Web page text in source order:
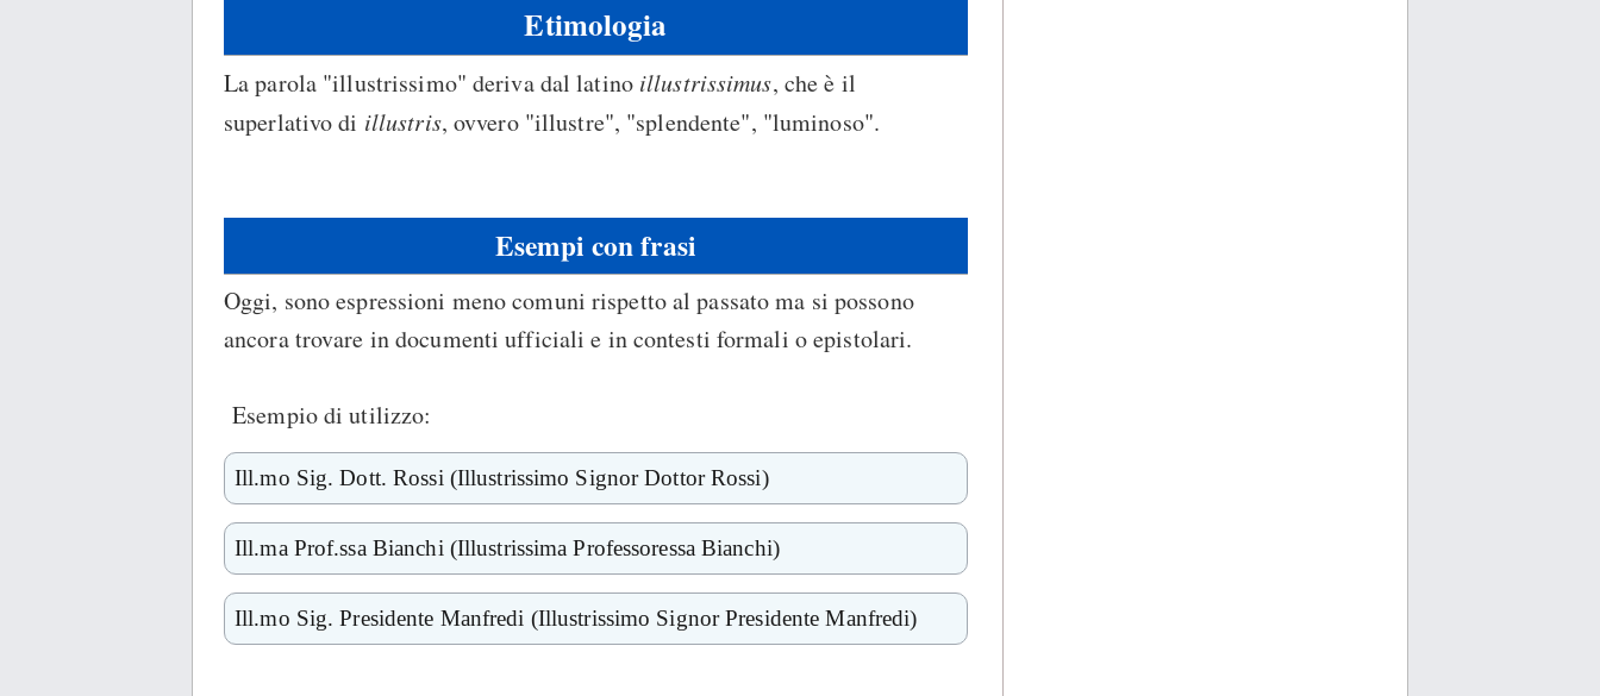
Etimologia
La parola "illustrissimo" deriva dal latino illustrissimus, che è il
superlativo di illustris, ovvero "illustre", "splendente", "luminoso".
Esempi con frasi
Oggi, sono espressioni meno comuni rispetto al passato ma si possono
ancora trovare in documenti ufficiali e in contesti formali o epistolari.
Esempio di utilizzo:
Ill.mo Sig. Dott. Rossi (Illustrissimo Signor Dottor Rossi)
Ill.ma Prof.ssa Bianchi (Illustrissima Professoressa Bianchi)
Ill.mo Sig. Presidente Manfredi (Illustrissimo Signor Presidente Manfredi)